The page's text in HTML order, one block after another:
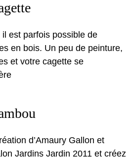
est parfois possible de
en bois. Un peu de peinture,
et votre cagette se
d’Amaury Gallon et
Jardins Jardin 2011 et créez